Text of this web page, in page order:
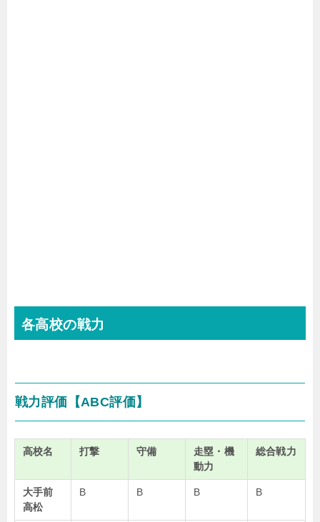
各高校の戦力
戦力評価【ABC評価】
高校名 打撃 守備
走塁・機
動力
総合戦力
大手前
高松
B B B B